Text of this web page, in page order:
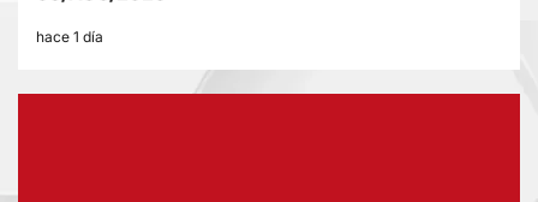
hace 1 día